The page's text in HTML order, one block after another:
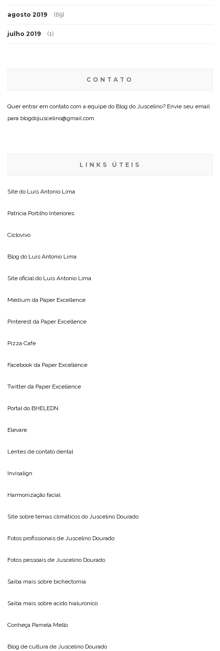
agosto 2019 (69)
julho 2019 (1)
CONTATO
Quer entrar em contato com a equipe do Blog do Juscelino? Envie seu email
para blogdojuscelino@gmail.com
LINKS ÚTEIS
Site do Luis Antonio Lima
Patricia Portilho Interiores
Ciclovivo
Blog do Luis Antonio Lima
Site oficial do Luis Antonio Lima
Medium da Paper Excellence
Pinterest da Paper Excellence
Pizza Cafe
Facebook da Paper Excellence
Twitter da Paper Excellence
Portal do BHELEDN
Elevare
Lentes de contato dental
Invisalign
Harmonização facial
Site sobre temas climáticos do Juscelino Dourado
Fotos profissionais de Juscelino Dourado
Fotos pessoais de Juscelino Dourado
Saiba mais sobre bichectomia
Saiba mais sobre acido hialuronico
Conheça Pamela Mello
Blog de cultura de Juscelino Dourado